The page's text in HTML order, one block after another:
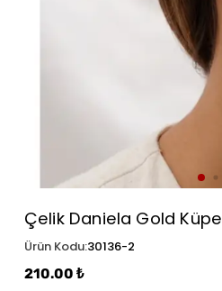
Çelik Daniela Gold Küpe
Ürün Kodu:30136-2
210.00 ₺